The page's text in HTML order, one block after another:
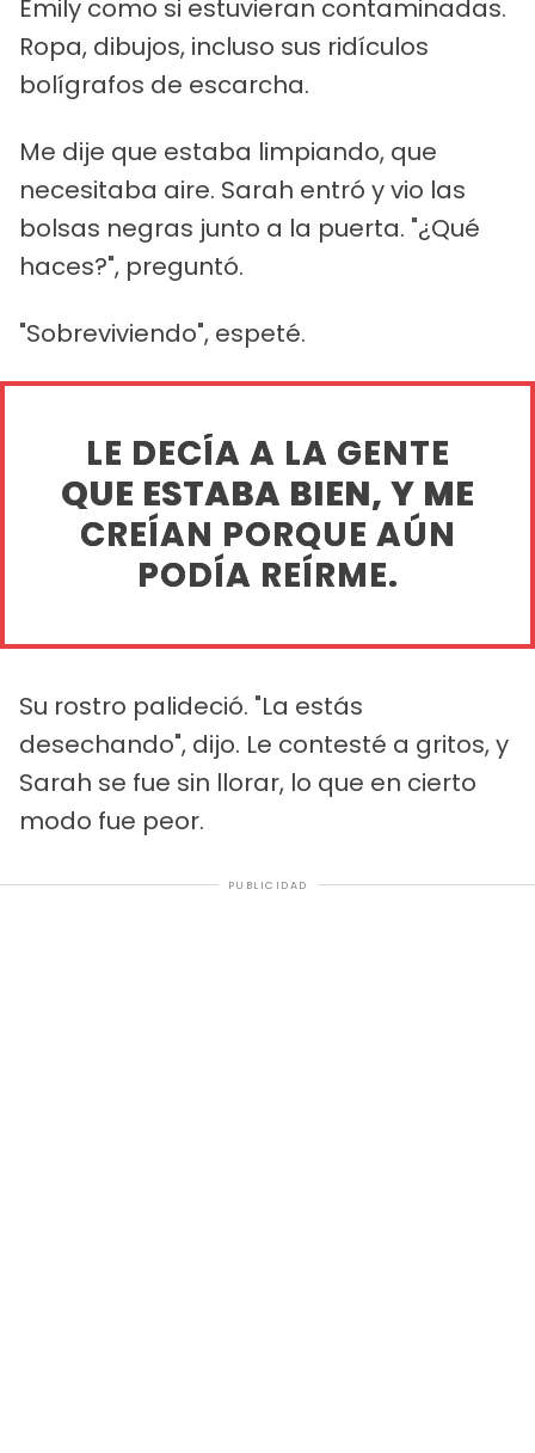
Emily como si estuvieran contaminadas.
Ropa, dibujos, incluso sus ridículos
bolígrafos de escarcha.
Me dije que estaba limpiando, que
necesitaba aire. Sarah entró y vio las
bolsas negras junto a la puerta. "¿Qué
haces?", preguntó.
"Sobreviviendo", espeté.
LE DECÍA A LA GENTE
QUE ESTABA BIEN, Y ME
CREÍAN PORQUE AÚN
PODÍA REÍRME.
Su rostro palideció. "La estás
desechando", dijo. Le contesté a gritos, y
Sarah se fue sin llorar, lo que en cierto
modo fue peor.
PUBLICIDAD